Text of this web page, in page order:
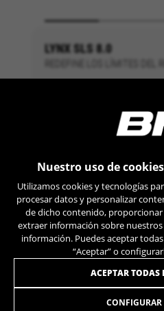
LYNX SLS 8.0
INICIAR
COMENZAR
Nuestro uso de
Utilizamos cookies y tecnologías
procesar datos y personalizar
de dicho contenido, proporcionar
extraer información sobre nuestros
información. Puedes aceptar
“Aceptar” o
ACEPTAR TODAS
yt.innertube::nextId, yt-
remote-session-app, yt-
cfUserSession, cf_preload,
Utilizamos el
analizar la forma en
web. Esta información
errores y desarrollar
nos permite poner a
nuestro sitio web. Toda
recogen estas cookies
tanto, es anónima.
_ga, _gat, _gid